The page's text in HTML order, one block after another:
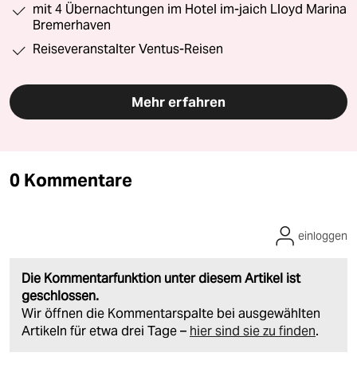
mit 4 Übernachtungen im Hotel im-jaich Lloyd Marina
Bremerhaven
Reiseveranstalter Ventus-Reisen
Mehr erfahren
0 Kommentare
Die Kommentarfunktion unter diesem Artikel ist
geschlossen.
Wir öffnen die Kommentarspalte bei ausgewählten
Artikeln für etwa drei Tage – hier sind sie zu finden.
einloggen